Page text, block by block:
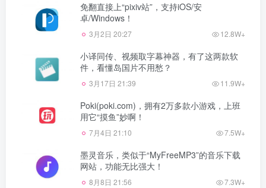
免翻直接上“pixiv站”，支持iOS/安
卓/Windows！
3月2日 20:27 12.8W+
小译同传、视频取字幕神器，有了这两款软
件，看懂岛国片不用愁？
3月17日 21:39 11.9W+
Poki(poki.com)，拥有2万多款小游戏，上班
用它“摸鱼”妙啊！
7月4日 21:10 7.5W+
墨灵音乐，类似于“MyFreeMP3”的音乐下载
网站，功能无比强大！
8月8日 21:56 7.3W+